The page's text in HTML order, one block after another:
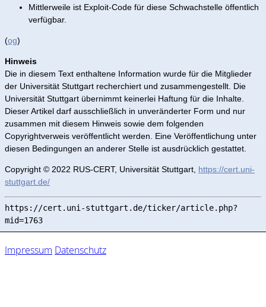
Mittlerweile ist Exploit-Code für diese Schwachstelle öffentlich
verfügbar.
(og)
Hinweis
Die in diesem Text enthaltene Information wurde für die Mitglieder
der Universität Stuttgart recherchiert und zusammengestellt. Die
Universität Stuttgart übernimmt keinerlei Haftung für die Inhalte.
Dieser Artikel darf ausschließlich in unveränderter Form und nur
zusammen mit diesem Hinweis sowie dem folgenden
Copyrightverweis veröffentlicht werden. Eine Veröffentlichung unter
diesen Bedingungen an anderer Stelle ist ausdrücklich gestattet.
Copyright © 2022 RUS-CERT, Universität Stuttgart, https://cert.uni-
stuttgart.de/
https://cert.uni-stuttgart.de/ticker/article.php?
mid=1763
Impressum Datenschutz